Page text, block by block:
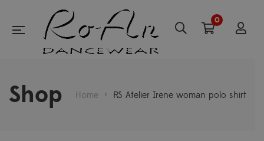
0
Shop Home > RS Atelier Irene woman polo shirt